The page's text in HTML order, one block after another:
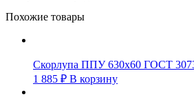
Похожие товары
Скорлупа ППУ 630х60 ГОСТ
1 885 ₽ В корзину